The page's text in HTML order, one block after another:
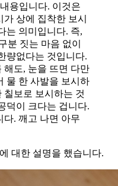
용입니다. 이것은
상에 집착한 보시
는 의미입니다. 즉,
분 짓는 마음 없이
량없다는 것입니다.
해도, 눈을 뜨면 다만
물 한 사발을 보시하
칠보로 보시하는 것
덕이 크다는 겁니다.
다. 깨고 나면 아무
대한 설명을 했습니다.